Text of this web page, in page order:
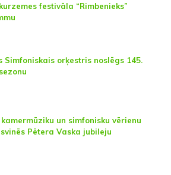
festivāla “Rimbenieks”
Simfoniskais orķestris noslēgs 145.
un simfonisku vērienu
Pētera Vaska jubileju